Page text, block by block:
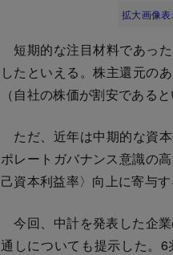
拡大画像
短期的な注目材料であっ
したといえる。株主還元の
（自社の株価が割安である
ただ、近年は中期的な資
ポレートガバナンス意識の
己資本利益率〉向上に寄与す
今回、中計を発表した企
通しについても提示した。